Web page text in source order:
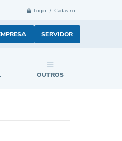
Login / Cadastro
SERVIDOR
OUTROS